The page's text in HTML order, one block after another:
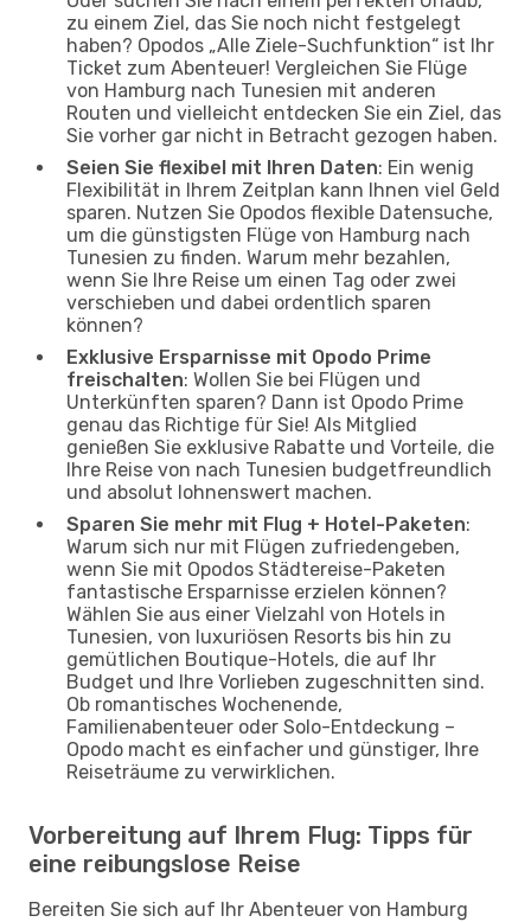
zu einem Ziel, das Sie noch nicht festgelegt
haben? Opodos „Alle Ziele-Suchfunktion“ ist Ihr
Ticket zum Abenteuer! Vergleichen Sie Flüge
von Hamburg nach Tunesien mit anderen
Routen und vielleicht entdecken Sie ein Ziel, das
Sie vorher gar nicht in Betracht gezogen haben.
Seien Sie flexibel mit Ihren Daten: Ein wenig
Flexibilität in Ihrem Zeitplan kann Ihnen viel Geld
sparen. Nutzen Sie Opodos flexible Datensuche,
um die günstigsten Flüge von Hamburg nach
Tunesien zu finden. Warum mehr bezahlen,
wenn Sie Ihre Reise um einen Tag oder zwei
verschieben und dabei ordentlich sparen
können?
Exklusive Ersparnisse mit Opodo Prime
freischalten: Wollen Sie bei Flügen und
Unterkünften sparen? Dann ist Opodo Prime
genau das Richtige für Sie! Als Mitglied
genießen Sie exklusive Rabatte und Vorteile, die
Ihre Reise von nach Tunesien budgetfreundlich
und absolut lohnenswert machen.
Sparen Sie mehr mit Flug + Hotel-Paketen:
Warum sich nur mit Flügen zufriedengeben,
wenn Sie mit Opodos Städtereise-Paketen
fantastische Ersparnisse erzielen können?
Wählen Sie aus einer Vielzahl von Hotels in
Tunesien, von luxuriösen Resorts bis hin zu
gemütlichen Boutique-Hotels, die auf Ihr
Budget und Ihre Vorlieben zugeschnitten sind.
Ob romantisches Wochenende,
Familienabenteuer oder Solo-Entdeckung –
Opodo macht es einfacher und günstiger, Ihre
Reiseträume zu verwirklichen.
Vorbereitung auf Ihrem Flug: Tipps für
eine reibungslose Reise
Bereiten Sie sich auf Ihr Abenteuer von Hamburg